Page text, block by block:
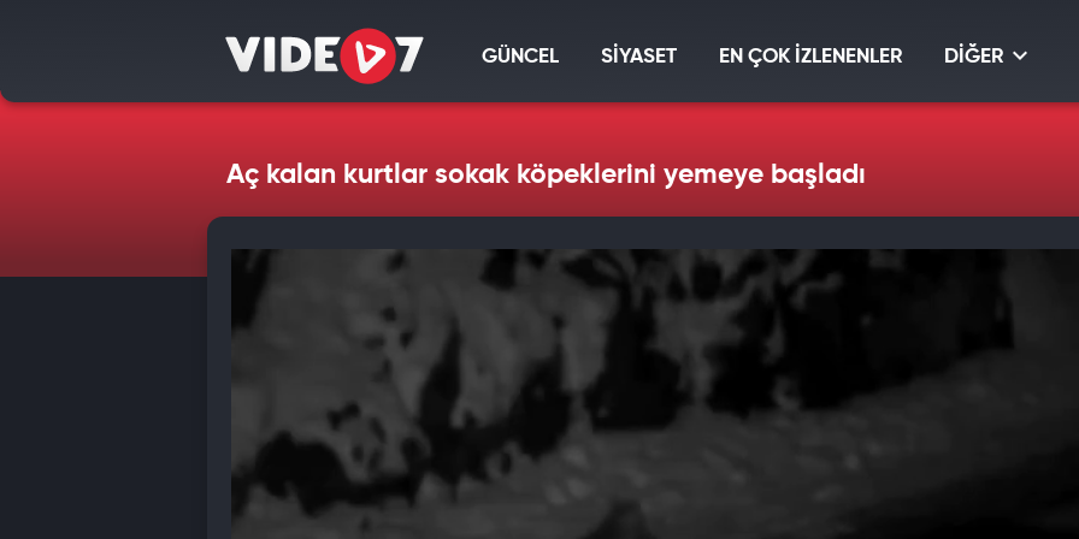
GÜNCEL SİYASET EN ÇOK İZLENENLER DİĞER
Aç kalan kurtlar sokak köpeklerini yemeye başladı